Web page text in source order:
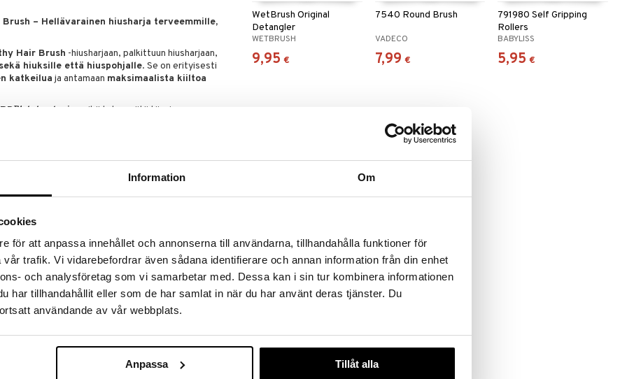
Information Om
för att anpassa innehållet och annonserna till användarna, tillhandahålla funktioner för
trafik. Vi vidarebefordrar även sådana identifierare och annan information från din enhet
och analysföretag som vi samarbetar med. Dessa kan i sin tur kombinera informationen
har tillhandahållit eller som de har samlat in när du har använt deras tjänster. Du
användande av vår webbplats.
Anpassa Tillåt alla
– Hellävarainen hiusharja terveemmille,
Hair Brush -hiusharjaan, palkittuun hiusharjaan,
hiuksille että hiuspohjalle. Se on erityisesti
katkeilua ja antamaan maksimaalista kiiltoa
teknologia
, mikä tekee siitä täysin
jossa ne voivat katketa – jotain, mitä
hauraille, paksuille tai kiharille
hiuksetsilkkisen pehmeiksi ja takuttomiksi
teippiä
ehkäistä hiustenlähtöä tai antaa ohuille hiuksille
Brush -harjan avulla voit harjata hiuksiasi päivittäin
vahvemmille ja kiiltävämmille hiuksille
WetBrush Original
Detangler
WETBRUSH
9,95 €
7540 Round Brush
VADECO
7,99 €
791980 Self Gripping
Rollers
BABYLISS
5,95 €
BABYLISS
4,94